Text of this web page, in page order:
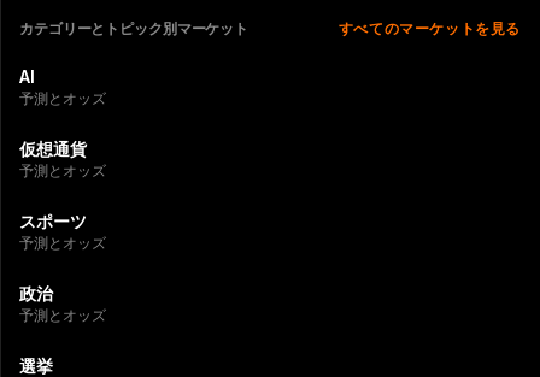
カテゴリーとトピック別マーケット すべてのマーケットを見る
AI
予測とオッズ
仮想通貨
予測とオッズ
スポーツ
予測とオッズ
政治
予測とオッズ
選挙